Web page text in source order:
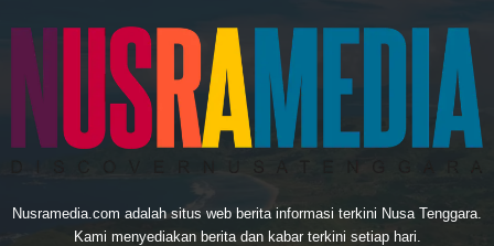
Nusramedia.com adalah situs web berita informasi terkini Nusa Tenggara.
Kami menyediakan berita dan kabar terkini setiap hari.